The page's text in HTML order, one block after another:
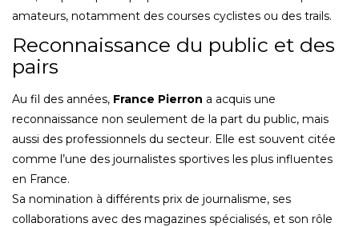
amateurs, notamment des courses cyclistes ou des trails.
Reconnaissance du public et des
pairs
Au fil des années, France Pierron a acquis une
reconnaissance non seulement de la part du public, mais
aussi des professionnels du secteur. Elle est souvent citée
comme l’une des journalistes sportives les plus influentes
en France.
Sa nomination à différents prix de journalisme, ses
collaborations avec des magazines spécialisés, et son rôle